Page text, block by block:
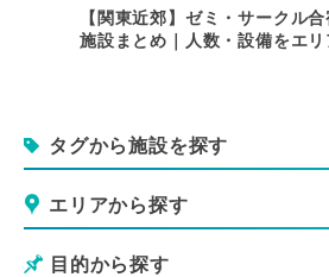
【関東近郊】ゼミ・サークル
施設まとめ｜人数・設備をエ
タグから施設を探す
エリアから探す
目的から探す